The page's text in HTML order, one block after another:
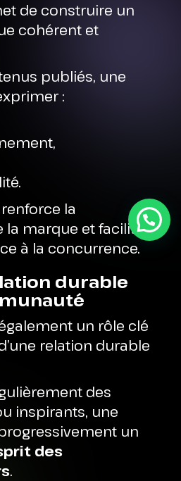
de construire un
cohérent et
publiés, une
:
la
marque et facilite sa
à la concurrence.
durable
un rôle clé
relation durable
des
inspirants, une
un
des
.